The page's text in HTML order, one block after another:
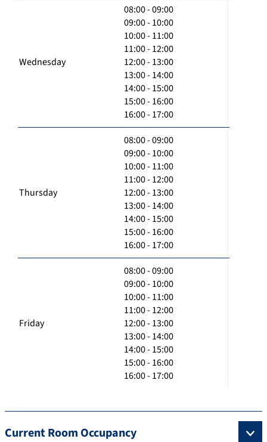
Wednesday
08:00 - 09:00
09:00 - 10:00
10:00 - 11:00
11:00 - 12:00
12:00 - 13:00
13:00 - 14:00
14:00 - 15:00
15:00 - 16:00
16:00 - 17:00
Thursday
08:00 - 09:00
09:00 - 10:00
10:00 - 11:00
11:00 - 12:00
12:00 - 13:00
13:00 - 14:00
14:00 - 15:00
15:00 - 16:00
16:00 - 17:00
Friday
08:00 - 09:00
09:00 - 10:00
10:00 - 11:00
11:00 - 12:00
12:00 - 13:00
13:00 - 14:00
14:00 - 15:00
15:00 - 16:00
16:00 - 17:00
Current Room Occupancy